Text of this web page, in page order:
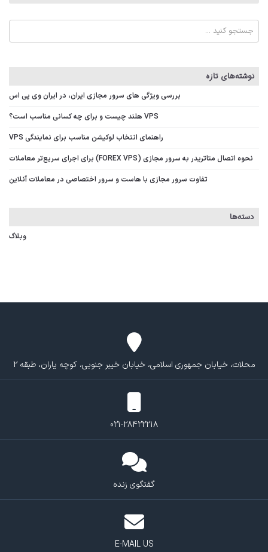
نوشته‌های تازه
بررسی ویژگی‌ های سرور مجازی ایران، در ایران وی پی اس
VPS هلند چیست و برای چه کسانی مناسب است؟
راهنمای انتخاب لوکیشن مناسب برای نمایندگی VPS
نحوه اتصال متاتریدر به سرور مجازی (FOREX VPS) برای اجرای سریع‌تر معاملات
تفاوت سرور مجازی با هاست و سرور اختصاصی در معاملات آنلاین
دسته‌ها
وبلاگ
محلات، خیابان جمهوری اسلامی، خیابان خیبر جنوبی، کوچه یاران، طبقه 2
021-28422218
گفتگوی زنده
E-MAIL US